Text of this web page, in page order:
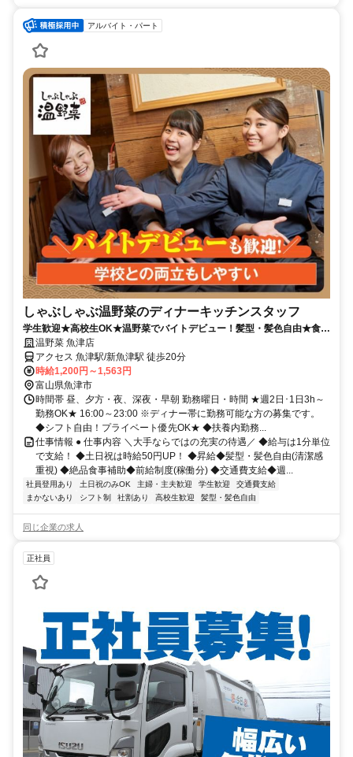
アルバイト・パート
しゃぶしゃぶ温野菜のディナーキッチンスタッフ
学生歓迎★高校生OK★温野菜でバイトデビュー！髪型・髪色自由★食事
補助有★履歴書不要
温野菜 魚津店
アクセス 魚津駅/新魚津駅 徒歩20分
時給1,200円～1,563円
富山県魚津市
時間帯 昼、夕方・夜、深夜・早朝 勤務曜日・時間 ★週2日･1日3h～
勤務OK★ 16:00～23:00 ※ディナー帯に勤務可能な方の募集です。
◆シフト自由！プライベート優先OK★ ◆扶養内勤務...
仕事情報 ● 仕事内容 ＼大手ならではの充実の待遇／ ◆給与は1分単位
で支給！ ◆土日祝は時給50円UP！ ◆昇給◆髪型・髪色自由(清潔感
重視) ◆絶品食事補助◆前給制度(稼働分) ◆交通費支給◆週...
社員登用あり 土日祝のみOK 主婦・主夫歓迎 学生歓迎
交通費支給
まかないあり
シフト制 社割あり 高校生歓迎 髪型・髪色自由
同じ企業の求人
正社員